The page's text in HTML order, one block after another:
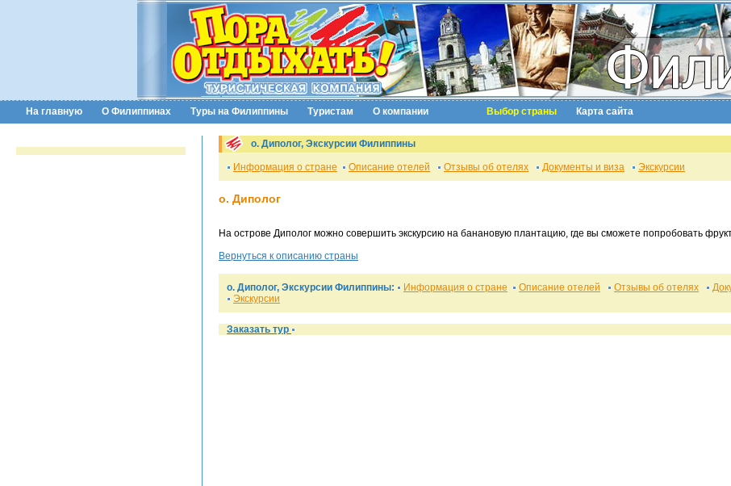
На главную О Филиппинах Туры на Филиппины Туристам О компании Выбор страны Карта сайта
о. Диполог, Экскурсии Филиппины
Информация о стране Описание отелей Отзывы об отелях Документы и виза Экскурсии
о. Диполог
На острове Диполог можно совершить экскурсию на банановую плантацию, где вы сможете попробовать
Вернуться к описанию страны
о. Диполог, Экскурсии Филиппины: Информация о стране Описание отелей Отзывы об отелях
Экскурсии
Заказать тур